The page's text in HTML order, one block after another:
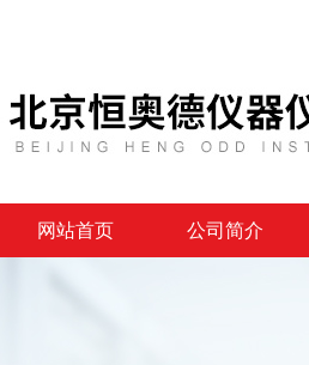
网站首页 公司简介